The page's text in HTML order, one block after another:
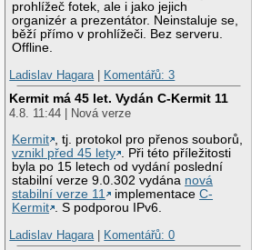
prohlížeč fotek, ale i jako jejich
organizér a prezentátor. Neinstaluje se,
běží přímo v prohlížeči. Bez serveru.
Offline.
Ladislav Hagara | Komentářů: 3
Kermit má 45 let. Vydán C-Kermit 11
4.8. 11:44 | Nová verze
Kermit , tj. protokol pro přenos souborů,
vznikl před 45 lety . Při této příležitosti
byla po 15 letech od vydání poslední
stabilní verze 9.0.302 vydána nová
stabilní verze 11
implementaceC-
Kermit . S podporou IPv6.
Ladislav Hagara | Komentářů: 0